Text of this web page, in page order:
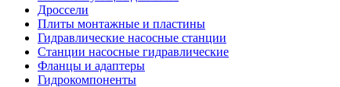
Дроссели
Плиты монтажные и пластины
Гидравлические насосные станции
Станции насосные гидравлические
Фланцы и адаптеры
Гидрокомпоненты